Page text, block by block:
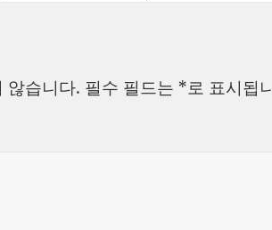
않습니다. 필수 필드는 *로 표시됩